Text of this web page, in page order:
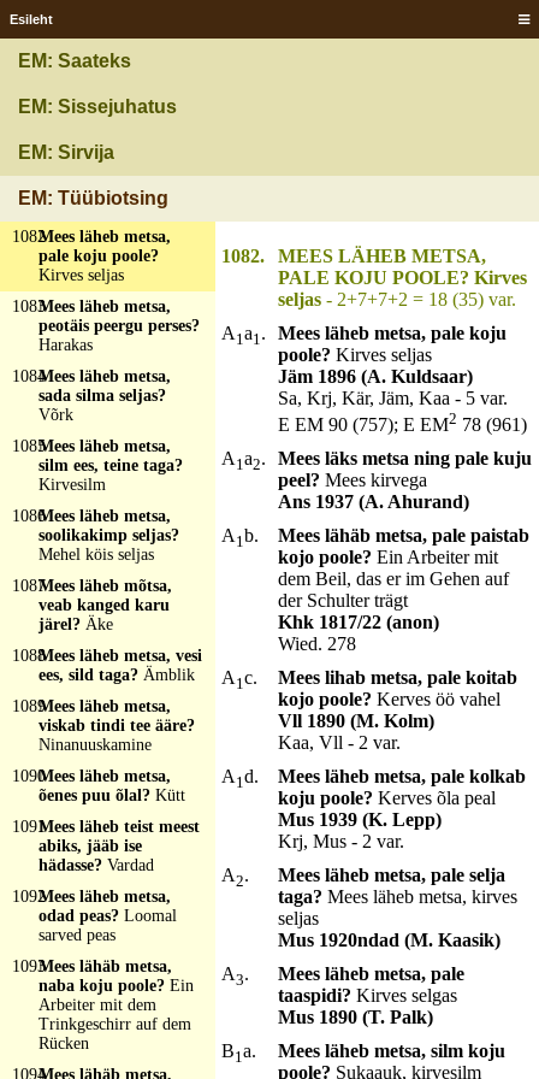
Esileht
EM: Saateks
EM: Sissejuhatus
EM: Sirvija
EM: Tüübiotsing
1079Mees läheb metsa,
Sääremarjad
1080Mees läheb metsa,
naine nabapidi seljas?
Mees läheb metsa,
nina vastu taevast?
Püss
1082Mees läheb metsa,
pale koju poole?
Kirves seljas
1083Mees läheb metsa,
peotäis peergu perses?
Harakas
1084Mees läheb metsa,
sada silma seljas?
Võrk
1085Mees läheb metsa,
silm ees, teine taga?
Kirvesilm
1086Mees läheb metsa,
soolikakimp seljas?
Mehel köis seljas
1087Mees läheb mõtsa,
veab kanged karu
järel? Äke
1088Mees läheb metsa, vesi
ees, sild taga? Ämblik
1089Mees läheb metsa,
viskab tindi tee ääre?
Ninanuuskamine
1090Mees läheb metsa,
õenes puu õlal? Kütt
1091Mees läheb teist meest
abiks, jääb ise
hädasse? Vardad
1092Mees läheb metsa,
odad peas? Loomal
sarved peas
1093Mees lähäb metsa,
naba koju poole? Ein
Arbeiter mit dem
Trinkgeschirr auf dem
Rücken
1094Mees lähäb metsa,
1082.
MEES LÄHEB METSA,
PALE KOJU POOLE? Kirves
seljas - 2+7+7+2 = 18 (35) var.
A 1a1.
Mees läheb metsa, pale koju
poole?Kirves seljas
Jäm 1896 (A. Kuldsaar)
Sa, Krj, Kär, Jäm, Kaa - 5 var.
E EM 90 (757); E EM2 78 (961)
A 1a2.
Mees läks metsa ning pale kuju
peel?Mees kirvega
Ans 1937 (A. Ahurand)
A 1b.
Mees lähäb metsa, pale paistab
kojo poole?Ein Arbeiter mit
dem Beil, das er im Gehen auf
der Schulter trägt
Khk 1817/22 (anon)
Wied. 278
A 1c.
Mees lihab metsa, pale koitab
kojo poole?Kerves öö vahel
Vll 1890 (M. Kolm)
Kaa, Vll - 2 var.
A 1d.
Mees läheb metsa, pale kolkab
koju poole?Kerves õla peal
Mus 1939 (K. Lepp)
Krj, Mus - 2 var.
A2.
Mees läheb metsa, pale selja
taga?Mees läheb metsa, kirves
seljas
Mus 1920ndad (M. Kaasik)
A3.
Mees läheb metsa, pale
taaspidi?Kirves selgas
Mus 1890 (T. Palk)
B1a.
Mees läheb metsa, silm koju
poole? Sukaauk, kirvesilm